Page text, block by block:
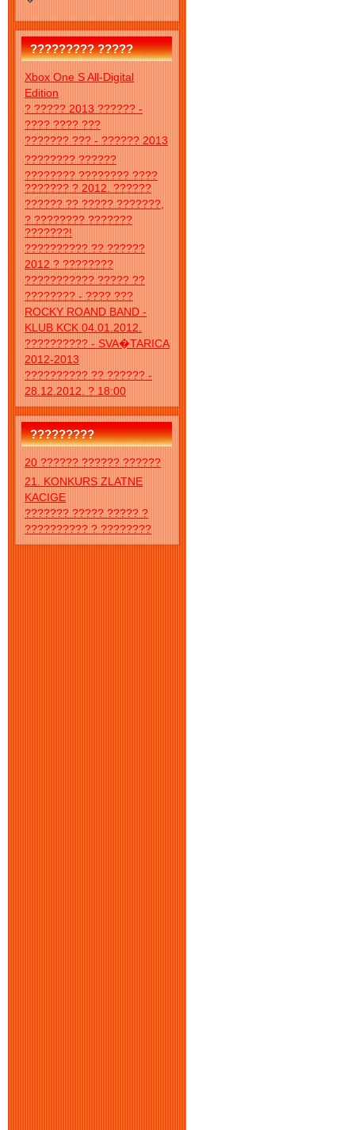
????????? ?????
Xbox One S All-Digital
Edition
? ????? 2013 ?????? -
???? ???? ???
??????? ??? - ?????? 2013
???????? ??????
???????? ???????? ????
??????? ? 2012. ??????
?????? ?? ????? ???????,
? ???????? ???????
???????!
?????????? ?? ??????
2012 ? ????????
??????????? ????? ??
???????? - ???? ???
ROCKY ROAND BAND -
KLUB KCK 04.01.2012.
?????????? - SVA�TARICA
2012-2013
?????????? ?? ?????? -
28.12.2012. ? 18:00
?????????
20 ?????? ?????? ??????
21. KONKURS ZLATNE
KACIGE
??????? ????? ????? ?
?????????? ? ????????